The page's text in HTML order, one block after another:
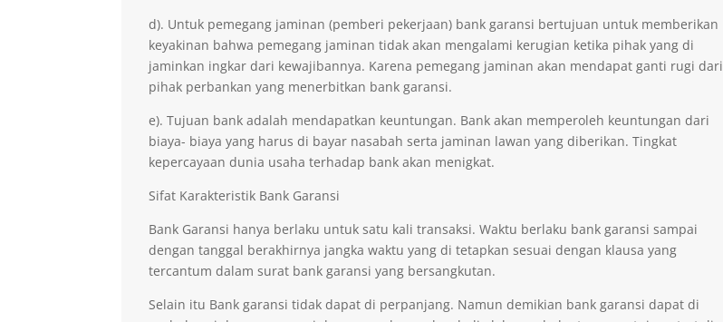
d). Untuk pemegang jaminan (pemberi pekerjaan) bank garansi bertujuan untuk memberikan
keyakinan bahwa pemegang jaminan tidak akan mengalami kerugian ketika pihak yang di
jaminkan ingkar dari kewajibannya. Karena pemegang jaminan akan mendapat ganti rugi dari
pihak perbankan yang menerbitkan bank garansi.
e). Tujuan bank adalah mendapatkan keuntungan. Bank akan memperoleh keuntungan dari
biaya- biaya yang harus di bayar nasabah serta jaminan lawan yang diberikan. Tingkat
kepercayaan dunia usaha terhadap bank akan menigkat.
Sifat Karakteristik Bank Garansi
Bank Garansi hanya berlaku untuk satu kali transaksi. Waktu berlaku bank garansi sampai
dengan tanggal berakhirnya jangka waktu yang di tetapkan sesuai dengan klausa yang
tercantum dalam surat bank garansi yang bersangkutan.
Selain itu Bank garansi tidak dapat di perpanjang. Namun demikian bank garansi dapat di